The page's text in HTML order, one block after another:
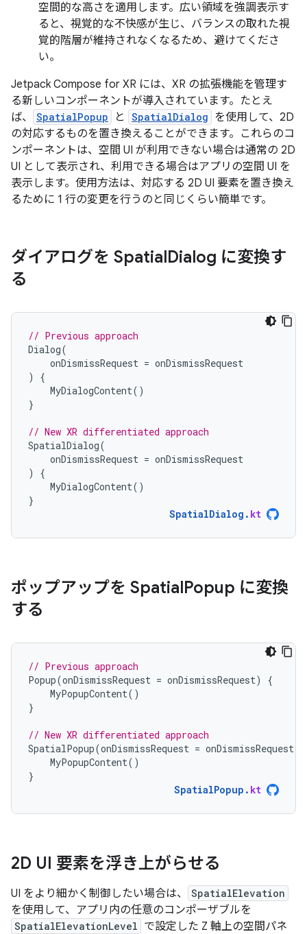
空間的な高さを適用します。広い領域を強調表示す
ると、視覚的な不快感が生じ、バランスの取れた視
覚的階層が維持されなくなるため、避けてくださ
い。
Jetpack Compose for XR には、XR の拡張機能を管理す
る新しいコンポーネントが導入されています。たとえ
ば、
SpatialPopup と SpatialDialog を使用して、2D
の対応するものを置き換えることができます。これらのコ
ンポーネントは、空間 UI が利用できない場合は通常の 2D
UI として表示され、利用できる場合はアプリの空間 UI を
表示します。使用方法は、対応する 2D UI 要素を置き換え
るために 1 行の変更を行うのと同じくらい簡単です。
ダイアログを SpatialDialog に変換す
る
// Previous approach
Dialog(
onDismissRequest = onDismissRequest
)
{
MyDialogContent()
}
// New XR differentiated approach
SpatialDialog(
onDismissRequest = onDismissRequest
)
{
MyDialogContent()
}
SpatialDialog . kt
ポップアップを SpatialPopup に変換
する
// Previous approach
Popup(onDismissRequest = onDismissRequest)
{
MyPopupContent()
}
// New XR differentiated approach
SpatialPopup(onDismissRequest = onDismissRequest
MyPopupContent()
}
SpatialPopup . kt
2D UI 要素を浮き上がらせる
UI をより細かく制御したい場合は、 SpatialElevation
を使用して、アプリ内の任意のコンポーザブルを
SpatialElevationLevel で設定した Z 軸上の空間パネ